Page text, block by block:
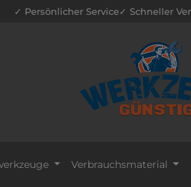
✓ Persönlicher Service✓ Schneller
Verbrauchsmaterial